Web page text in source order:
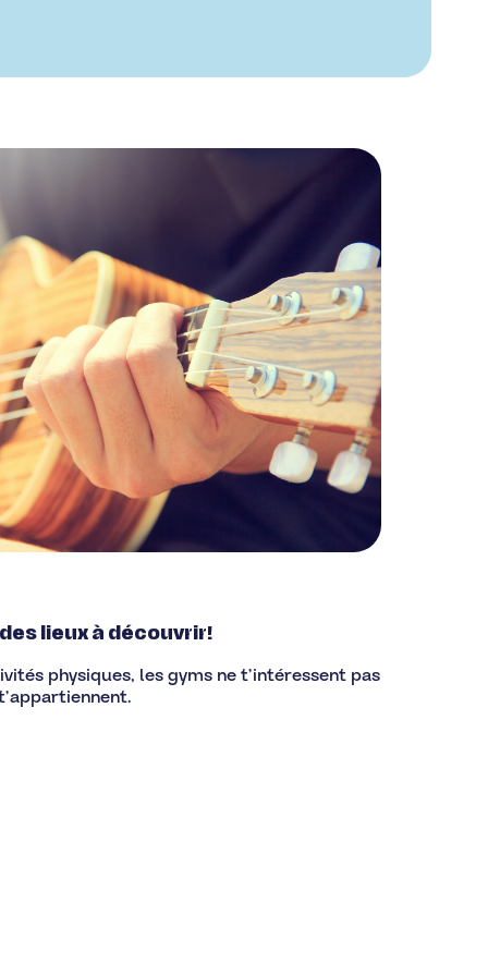
lieux à découvrir!
physiques, les gyms ne t’intéressent pas